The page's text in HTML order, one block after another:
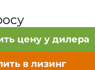
цену у дилера
в лизинг